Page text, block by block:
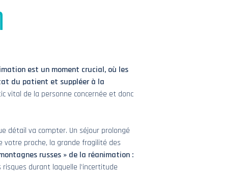
est un moment crucial, où les
du patient et suppléer à la
vital de la personne concernée et donc
détail va compter. Un séjour prolongé
votre proche, la grande fragilité des
russes » de la réanimation :
durant laquelle l’incertitude